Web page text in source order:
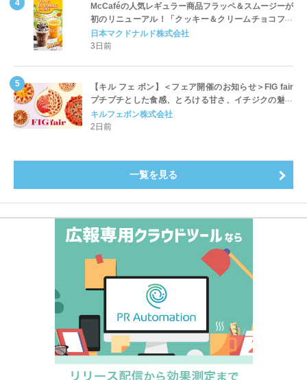
McCaféの人気レギュラー商品フラッペ＆スムージーが
初のリニューアル！「クッキー＆クリームチョコフラ
ッペ」「マンゴースムージー」8月5日（水）から販売
開始
日本マクドナルド株式会社
3日前
【キル フェ ボン】＜フェア開催のお知らせ＞FIG fair
プチプチとした食感、とろける甘さ、イチジクの魅力
をたっぷりと。新作を含め、イチジク尽くしの全4種が
登場8月20日（木）スタート
キルフェボン株式会社
2日前
一覧を見る